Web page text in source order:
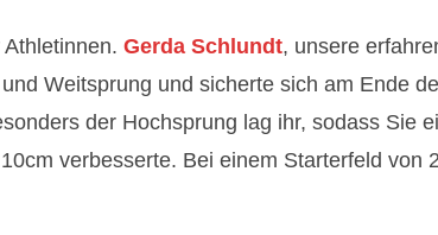
Gerda Schlundt, unsere
Weitsprung und sicherte sich am Ende
der Hochsprung lag ihr, sodass Sie
verbesserte. Bei einem Starterfeld von